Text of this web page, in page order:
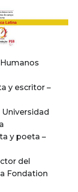
y escritor –
Universidad
y poeta –
del
Fondation